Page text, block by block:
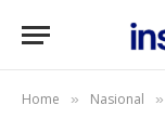
Home » Nasional »